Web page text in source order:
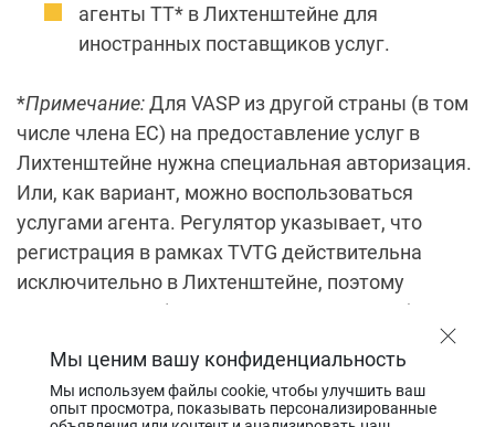
агенты TT* в Лихтенштейне для
иностранных поставщиков услуг.
*Примечание:Для VASP из другой страны (в том
числе члена ЕС) на предоставление услуг в
Лихтенштейне нужна специальная авторизация.
Или, как вариант, можно воспользоваться
услугами агента. Регулятор указывает, что
регистрация в рамках TVTG действительна
исключительно в Лихтенштейне, поэтому
паспортизация (упрощенная авторизация) по
рынках невозможна. Если же поставщик услуг из
Лихтенштейна желает работать на
Мы ценим вашу конфиденциальность
Мы используем файлы cookie, чтобы улучшить ваш
опыт просмотра, показывать персонализированные